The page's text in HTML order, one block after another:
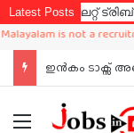
Latest Posts
ട്രിബ്യൂണലിൽ
is not a recruitment
ഇൻകം ടാക്സ്
Menu